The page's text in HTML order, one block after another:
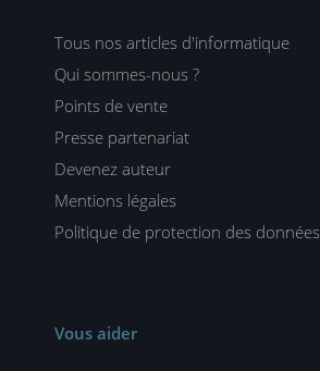
Tous nos articles d'informatique
Qui sommes-nous ?
Points de vente
Presse partenariat
Devenez auteur
Mentions légales
Politique de protection des données
Vous aider